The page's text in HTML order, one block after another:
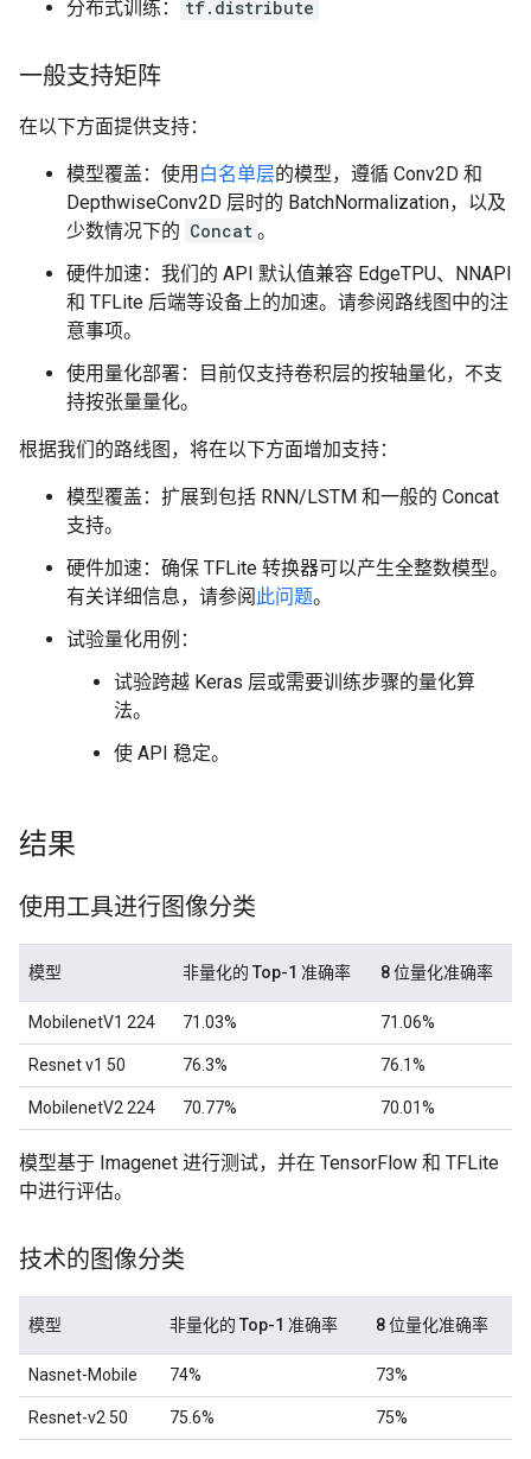
分布式训练： tf.distribute
一般支持矩阵
在以下方面提供支持：
模型覆盖：使用 白名单层的模型，遵循 Conv2D 和
DepthwiseConv2D 层时的 BatchNormalization，以及
少数情况下的 Concat 。
硬件加速：我们的 API 默认值兼容 EdgeTPU、NNAPI
和 TFLite 后端等设备上的加速。请参阅路线图中的注
意事项。
使用量化部署：目前仅支持卷积层的按轴量化，不支
持按张量量化。
根据我们的路线图，将在以下方面增加支持：
模型覆盖：扩展到包括 RNN/LSTM 和一般的 Concat
支持。
硬件加速：确保 TFLite 转换器可以产生全整数模型。
有关详细信息，请参阅 此问题。
试验量化用例：
试验跨越 Keras 层或需要训练步骤的量化算
法。
使 API 稳定。
结果
使用工具进行图像分类
模型 非量化的 Top-1 准确率 8 位量化准确率
MobilenetV1 224 71.03% 71.06%
Resnet v1 50 76.3% 76.1%
MobilenetV2 224 70.77% 70.01%
模型基于 Imagenet 进行测试，并在 TensorFlow 和 TFLite
中进行评估。
技术的图像分类
模型 非量化的 Top-1 准确率 8 位量化准确率
Nasnet-Mobile 74% 73%
Resnet-v2 50 75.6% 75%